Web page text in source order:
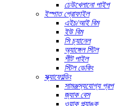
ঢেউখেলানো পাইপ
ইস্পাত প্রোফাইল
এইচ/আই বিম
ইউ বিম
সি চ্যানেল
অ্যাঙ্গেল স্টিল
শীট পাইল
স্টিল ডেকিং
স্ক্যাফোল্ডিং
সামঞ্জস্যযোগ্য প্রপ
জ্যাক বেস
ওয়াক প্ল্যাঙ্ক